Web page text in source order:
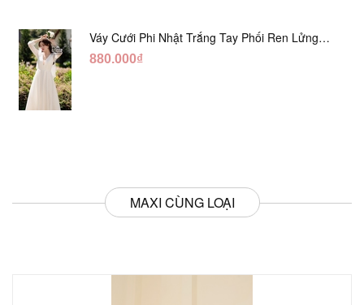
Váy Cưới Phi Nhật Trắng Tay Phối Ren Lửng
DC554
880.000₫
MAXI CÙNG LOẠI